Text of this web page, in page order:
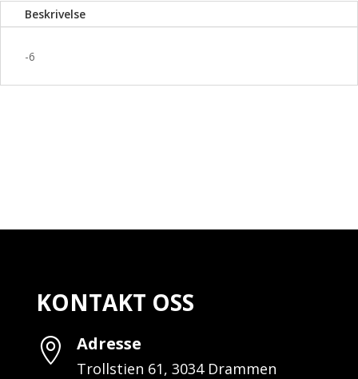
Beskrivelse
-6
KONTAKT OSS
 Adresse
Trollstien 61, 3034 Drammen